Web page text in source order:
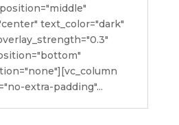
text_color="dark"
extra-padding"...